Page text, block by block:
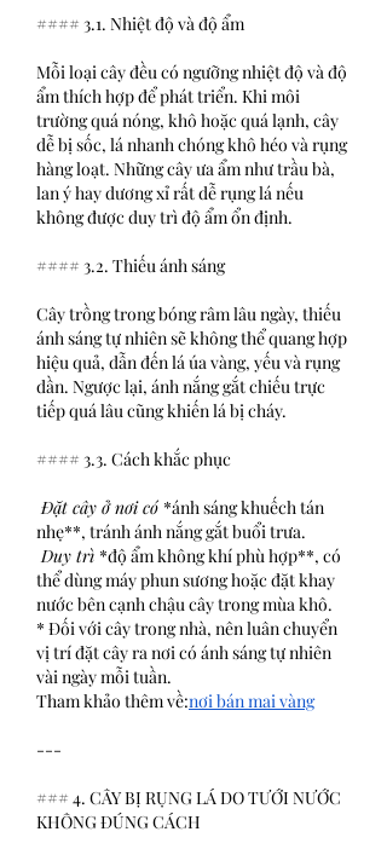
#### 3.1. Nhiệt độ và độ ẩm
Mỗi loại cây đều có ngưỡng nhiệt độ và độ
ẩm thích hợp để phát triển. Khi môi
trường quá nóng, khô hoặc quá lạnh, cây
dễ bị sốc, lá nhanh chóng khô héo và rụng
hàng loạt. Những cây ưa ẩm như trầu bà,
lan ý hay dương xỉ rất dễ rụng lá nếu
không được duy trì độ ẩm ổn định.
#### 3.2. Thiếu ánh sáng
Cây trồng trong bóng râm lâu ngày, thiếu
ánh sáng tự nhiên sẽ không thể quang hợp
hiệu quả, dẫn đến lá úa vàng, yếu và rụng
dần. Ngược lại, ánh nắng gắt chiếu trực
tiếp quá lâu cũng khiến lá bị cháy.
#### 3.3. Cách khắc phục
Đặt cây ở nơi có *ánh sáng khuếch tán
nhẹ**, tránh ánh nắng gắt buổi trưa.
Duy trì *độ ẩm không khí phù hợp**, có
thể dùng máy phun sương hoặc đặt khay
nước bên cạnh chậu cây trong mùa khô.
* Đối với cây trong nhà, nên luân chuyển
vị trí đặt cây ra nơi có ánh sáng tự nhiên
vài ngày mỗi tuần.
Tham khảo thêm về:nơi bán mai vàng
---
### 4. CÂY BỊ RỤNG LÁ DO TƯỚI NƯỚC
KHÔNG ĐÚNG CÁCH